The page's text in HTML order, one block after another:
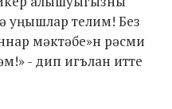
уңышлар телим! Без
мәктәбе»н рәсми
- дип игълан итте